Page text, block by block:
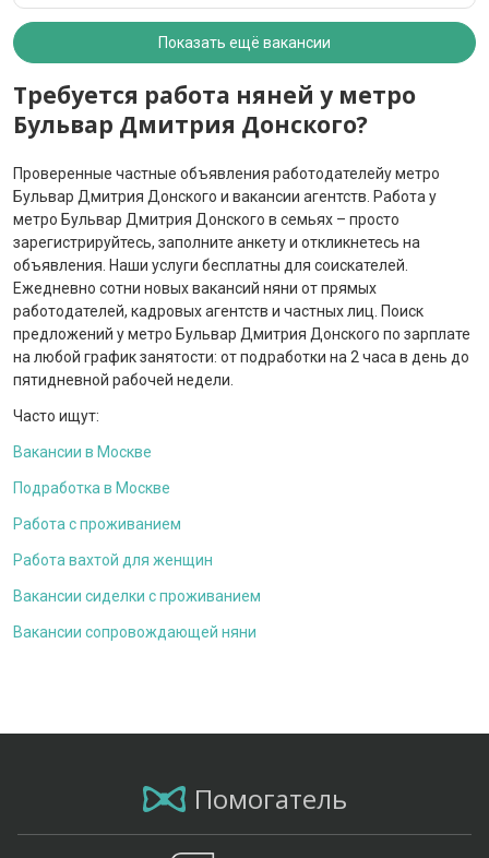
Показать ещё вакансии
Требуется работа няней у метро
Бульвар Дмитрия Донского?
Проверенные частные объявления работодателейу метро
Бульвар Дмитрия Донского и вакансии агентств. Работа у
метро Бульвар Дмитрия Донского в семьях – просто
зарегистрируйтесь, заполните анкету и откликнетесь на
объявления. Наши услуги бесплатны для соискателей.
Ежедневно сотни новых вакансий няни от прямых
работодателей, кадровых агентств и частных лиц. Поиск
предложений у метро Бульвар Дмитрия Донского по зарплате
на любой график занятости: от подработки на 2 часа в день до
пятидневной рабочей недели.
Часто ищут:
Вакансии в Москве
Подработка в Москве
Работа с проживанием
Работа вахтой для женщин
Вакансии сиделки с проживанием
Вакансии сопровождающей няни
Помогатель